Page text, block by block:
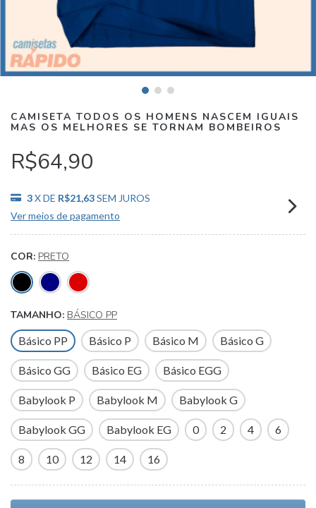
CAMISETA TODOS OS HOMENS NASCEM IGUAIS
MAS OS MELHORES SE TORNAM BOMBEIROS
R$64,90
3X DE R$21,63SEM JUROS
Ver meios de pagamento
COR: PRETO
TAMANHO: BÁSICO PP
Básico PP
Básico P Básico M Básico G
Básico GG Básico EG Básico EGG
Babylook P Babylook M Babylook G
Babylook GG Babylook EG 0 2 4 6
8 10 12 14 16